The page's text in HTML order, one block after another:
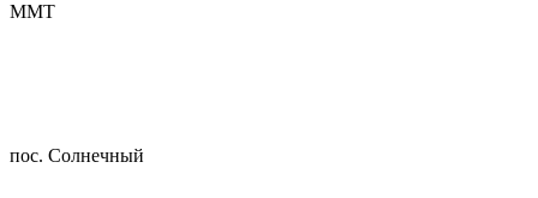
ММТ
пос. Солнечный